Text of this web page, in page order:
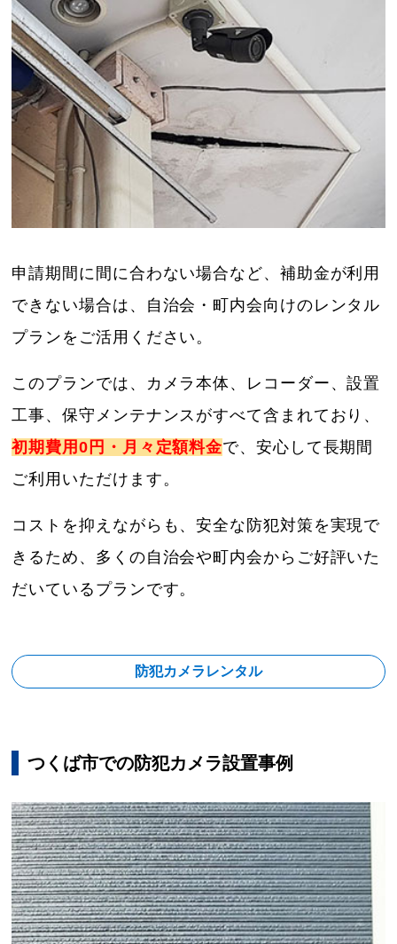
申請期間に間に合わない場合など、補助金が利用
できない場合は、自治会・町内会向けのレンタル
プランをご活用ください。
このプランでは、カメラ本体、レコーダー、設置
工事、保守メンテナンスがすべて含まれており、
初期費用0円・月々定額料金で、安心して長期間
ご利用いただけます。
コストを抑えながらも、安全な防犯対策を実現で
きるため、多くの自治会や町内会からご好評いた
だいているプランです。
防犯カメラレンタル
つくば市での防犯カメラ設置事例